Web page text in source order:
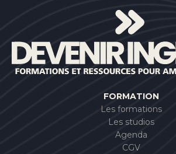
FORMATION
Les formations
Les studios
Agenda
CGV